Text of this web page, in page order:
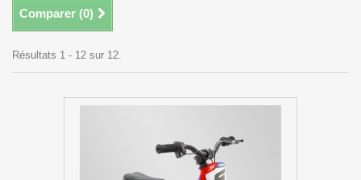
Comparer (0)
Résultats 1 - 12 sur 12.